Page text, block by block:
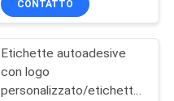
CONTATTO
Etichette autoadesive
con logo
personalizzato/etichetta